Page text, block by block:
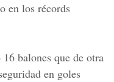
en los récords
balones que de otra
en goles